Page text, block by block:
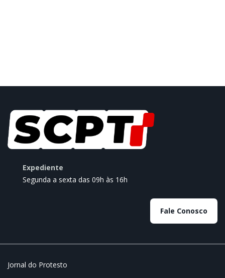
Expediente
Segunda a sexta das 09h às 16h
Fale Conosco
Jornal do Protesto